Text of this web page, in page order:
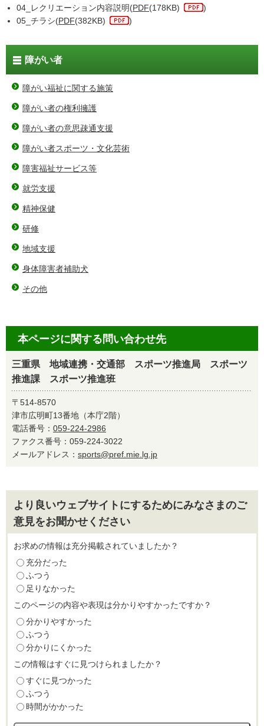
04_レクリエーション内容説明(PDF(178KB)
)
05_チラシ(PDF(382KB) )
障がい者
障がい福祉に関する施策
障がい者の権利擁護
障がい者の意思疎通支援
障がい者スポーツ・文化芸術
障害福祉サービス等
就労支援
精神保健
研修
地域支援
身体障害者補助犬
その他
本ページに関する問い合わせ先
三重県 地域連携・交通部 スポーツ推進局 スポーツ
推進課 スポーツ推進班
〒514-8570
津市広明町13番地（本庁2階）
電話番号： 059-224-2986
ファクス番号：059-224-3022
メールアドレス： sports@pref.mie.lg.jp
より良いウェブサイトにするためにみなさまのご
意見をお聞かせください
お求めの情報は充分掲載されていましたか？
充分だった
ふつう
足りなかった
このページの内容や表現は分かりやすかったですか？
分かりやすかった
ふつう
分かりにくかった
この情報はすぐに見つけられましたか？
すぐに見つかった
ふつう
時間がかかった